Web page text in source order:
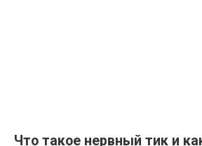
Что такое нервный тик и